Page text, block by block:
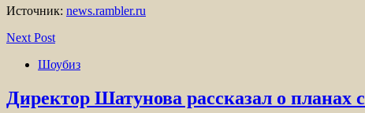
Источник: news.rambler.ru
Next Post
Шоубиз
Директор Шатунова рассказал о планах